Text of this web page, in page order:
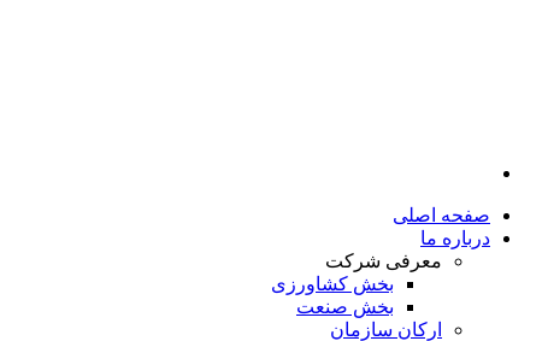
صفحه اصلی
درباره ما
معرفی شرکت
بخش کشاورزی
بخش صنعت
ارکان سازمان